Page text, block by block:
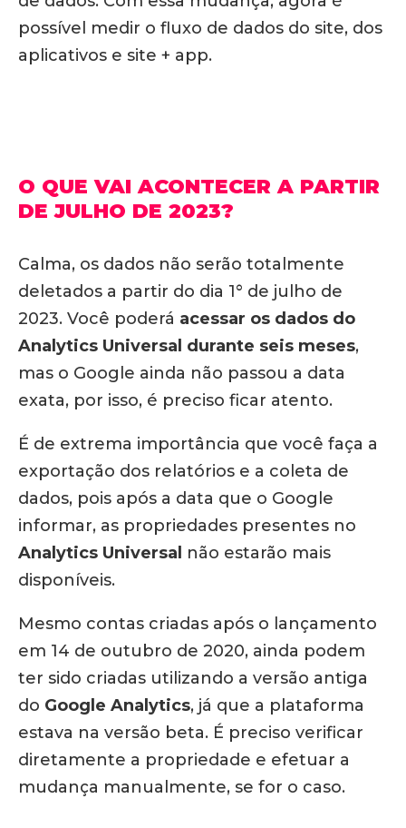
possível medir o fluxo de dados do site, dos
aplicativos e site + app.
O QUE VAI ACONTECER A PARTIR
DE JULHO DE 2023?
Calma, os dados não serão totalmente
deletados a partir do dia 1° de julho de
2023. Você poderá acessar os dados do
Analytics Universal durante seis meses,
mas o Google ainda não passou a data
exata, por isso, é preciso ficar atento.
É de extrema importância que você faça a
exportação dos relatórios e a coleta de
dados, pois após a data que o Google
informar, as propriedades presentes no
Analytics Universal não estarão mais
disponíveis.
Mesmo contas criadas após o lançamento
em 14 de outubro de 2020, ainda podem
ter sido criadas utilizando a versão antiga
do Google Analytics, já que a plataforma
estava na versão beta. É preciso verificar
diretamente a propriedade e efetuar a
mudança manualmente, se for o caso.